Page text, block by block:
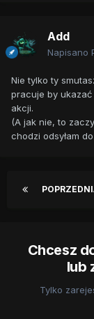
Add
Napisano
Nie tylko ty
pracuje by ukazać
akcji.
(A jak nie, to
chodzi odsyłam
Chcesz
lub
Tylko